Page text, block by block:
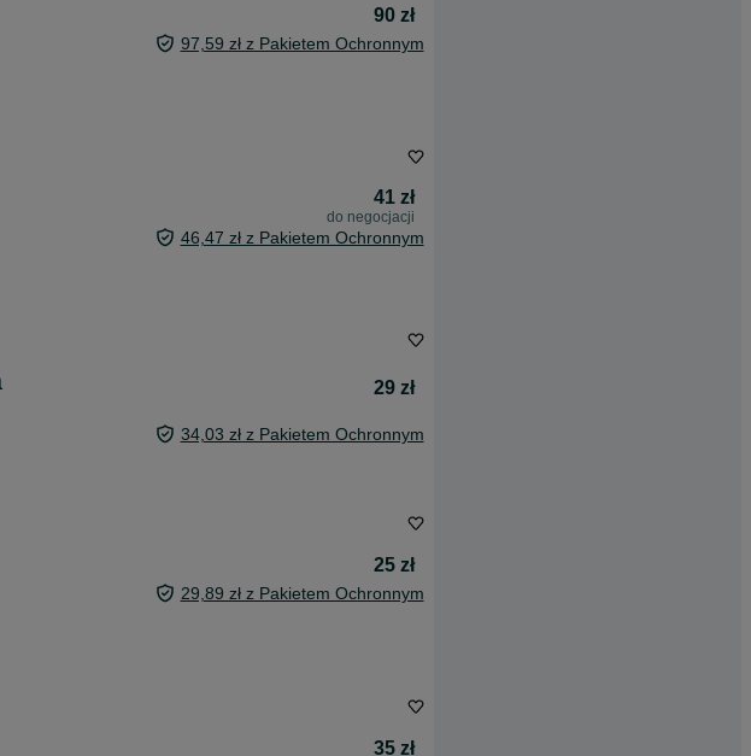
90 zł
97,59 zł z Pakietem Ochronnym
41 zł
do negocjacji
46,47 zł z Pakietem Ochronnym
29 zł
34,03 zł z Pakietem Ochronnym
25 zł
29,89 zł z Pakietem Ochronnym
35 zł